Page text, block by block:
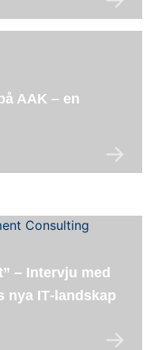
AAK – en
– Intervju med
nya IT‑landskap